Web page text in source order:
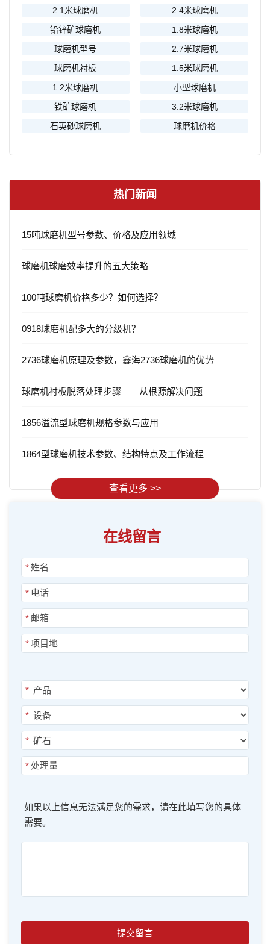
2.1米球磨机
2.4米球磨机
铅锌矿球磨机
1.8米球磨机
球磨机型号
2.7米球磨机
球磨机衬板
1.5米球磨机
1.2米球磨机
小型球磨机
铁矿球磨机
3.2米球磨机
石英砂球磨机
球磨机价格
热门新闻
15吨球磨机型号参数、价格及应用领域
球磨机球磨效率提升的五大策略
100吨球磨机价格多少？如何选择？
0918球磨机配多大的分级机？
2736球磨机原理及参数，鑫海2736球磨机的优势
球磨机衬板脱落处理步骤——从根源解决问题
1856溢流型球磨机规格参数与应用
1864型球磨机技术参数、结构特点及工作流程
查看更多 >>
在线留言
*
*
*
*
*
*
*
*
如果以上信息无法满足您的需求，请在此填写您的具体
需要。